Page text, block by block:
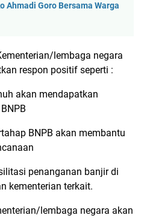
Ahmadi Goro Bersama Warga
lembaga negara
respon positif seperti :
akan mendapatkan
BNPB akan membantu
penanganan banjir di
kementerian terkait.
lembaga negara akan